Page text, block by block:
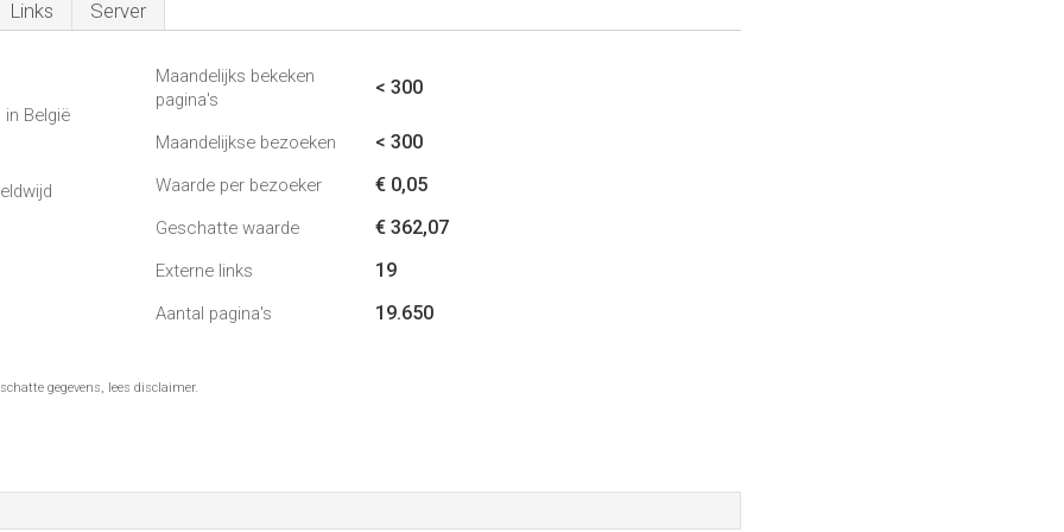
Links Server
in België
Maandelijks bekeken
pagina's
< 300
Maandelijkse bezoeken < 300
Waarde per bezoeker € 0,05
Geschatte waarde € 362,07
Externe links 19
Aantal pagina's 19.650
gegevens, lees disclaimer.